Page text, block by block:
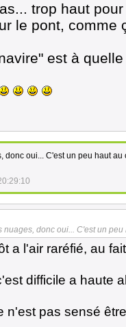
trop haut
le pont, comme
est à
donc oui... C'est un peu haut
nuages, donc oui... C'est un
a l'air raréfié, au
difficile a haute
n'est pas sensé